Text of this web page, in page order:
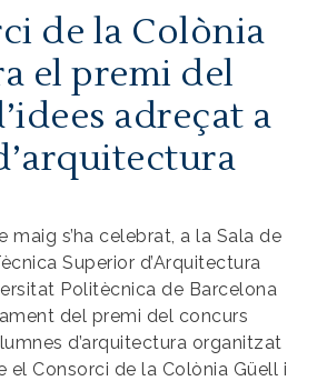
de la Colònia
el premi del
adreçat a
maig s’ha celebrat, a la Sala de
Superior d’Arquitectura
Politècnica de Barcelona
del premi del concurs
d’arquitectura organitzat
el Consorci de la Colònia Güell i